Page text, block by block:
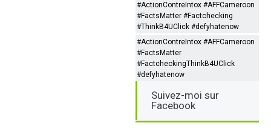
#ActionContreIntox #AFFCameroon
#FactsMatter #Factchecking
#ThinkB4UClick #defyhatenow
#ActionContreIntox #AFFCameroon
#FactsMatter
#FactcheckingThinkB4UClick
#defyhatenow
Suivez-moi sur
Facebook